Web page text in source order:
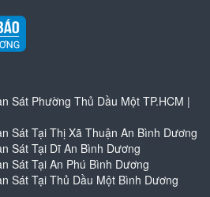
Sát Phường Thủ Dầu Một TP.HCM |
Sát Tại Thị Xã Thuận An Bình Dương
Sát Tại Dĩ An Bình Dương
Sát Tại An Phú Bình Dương
Sát Tại Thủ Dầu Một Bình Dương